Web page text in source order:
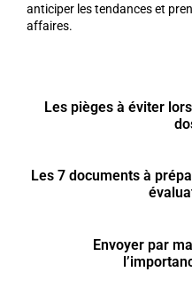
anticiper les tendances et
affaires.
Les pièges à éviter
Les 7 documents à
Envoyer par